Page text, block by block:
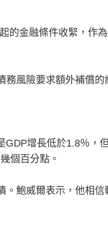
的金融條件收緊，作
務風險要求額外補償
GDP增長低於1.8％，
個百分點。
。鮑威爾表示，他相